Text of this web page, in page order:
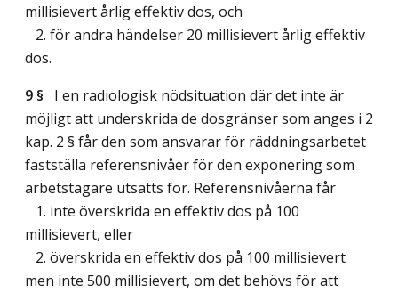
millisievert årlig effektiv dos, och
2. för andra händelser 20 millisievert årlig effektiv
dos.
9 § I en radiologisk nödsituation där det inte är
möjligt att underskrida de dosgränser som anges i 2
kap. 2 § får den som ansvarar för räddningsarbetet
fastställa referensnivåer för den exponering som
arbetstagare utsätts för. Referensnivåerna får
1. inte överskrida en effektiv dos på 100
millisievert, eller
2. överskrida en effektiv dos på 100 millisievert
men inte 500 millisievert, om det behövs för att